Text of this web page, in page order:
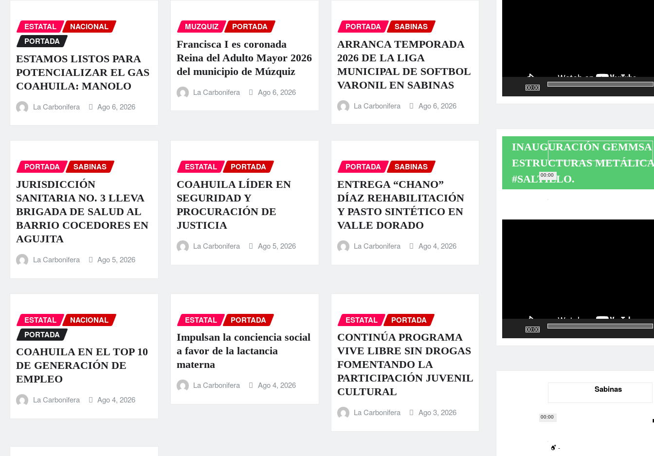
ESTATAL
NACIONAL
PORTADA
ESTAMOS LISTOS PARA
POTENCIALIZAR EL GAS
COAHUILA: MANOLO
La Carbonifera Ago 6, 2026
MUZQUIZ PORTADA
Francisca I es coronada
Reina del Adulto Mayor 2026
del municipio de Múzquiz
La Carbonifera Ago 6, 2026
PORTADA SABINAS
ARRANCA TEMPORADA
2026 DE LA LIGA
MUNICIPAL DE SOFTBOL
VARONIL EN SABINAS
La Carbonifera Ago 6, 2026
PORTADA SABINAS
JURISDICCIÓN
SANITARIA NO. 3 LLEVA
BRIGADA DE SALUD AL
BARRIO COCEDORES EN
AGUJITA
La Carbonifera Ago 5, 2026
ESTATAL PORTADA
COAHUILA LÍDER EN
SEGURIDAD Y
PROCURACIÓN DE
JUSTICIA
La Carbonifera Ago 5, 2026
PORTADA SABINAS
ENTREGA “CHANO”
DÍAZ REHABILITACIÓN
Y PASTO SINTÉTICO EN
VALLE DORADO
La Carbonifera Ago 4, 2026
ESTATAL
NACIONAL
PORTADA
COAHUILA EN EL TOP 10
DE GENERACIÓN DE
EMPLEO
La Carbonifera Ago 4, 2026
ESTATAL PORTADA
Impulsan la conciencia social
a favor de la lactancia
materna
La Carbonifera Ago 4, 2026
ESTATAL PORTADA
CONTINÚA PROGRAMA
VIVE LIBRE SIN DROGAS
FOMENTANDO LA
PARTICIPACIÓN JUVENIL
CULTURAL
La Carbonifera Ago 3, 2026
00:00
00:00
INAUGURACIÓN GEMMSA
ESTRUCTURAS
#SALTILLO.
00:00
00:00
Sabinas
-